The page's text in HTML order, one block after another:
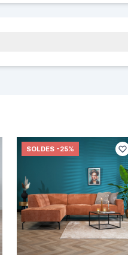
SOLDES -25%